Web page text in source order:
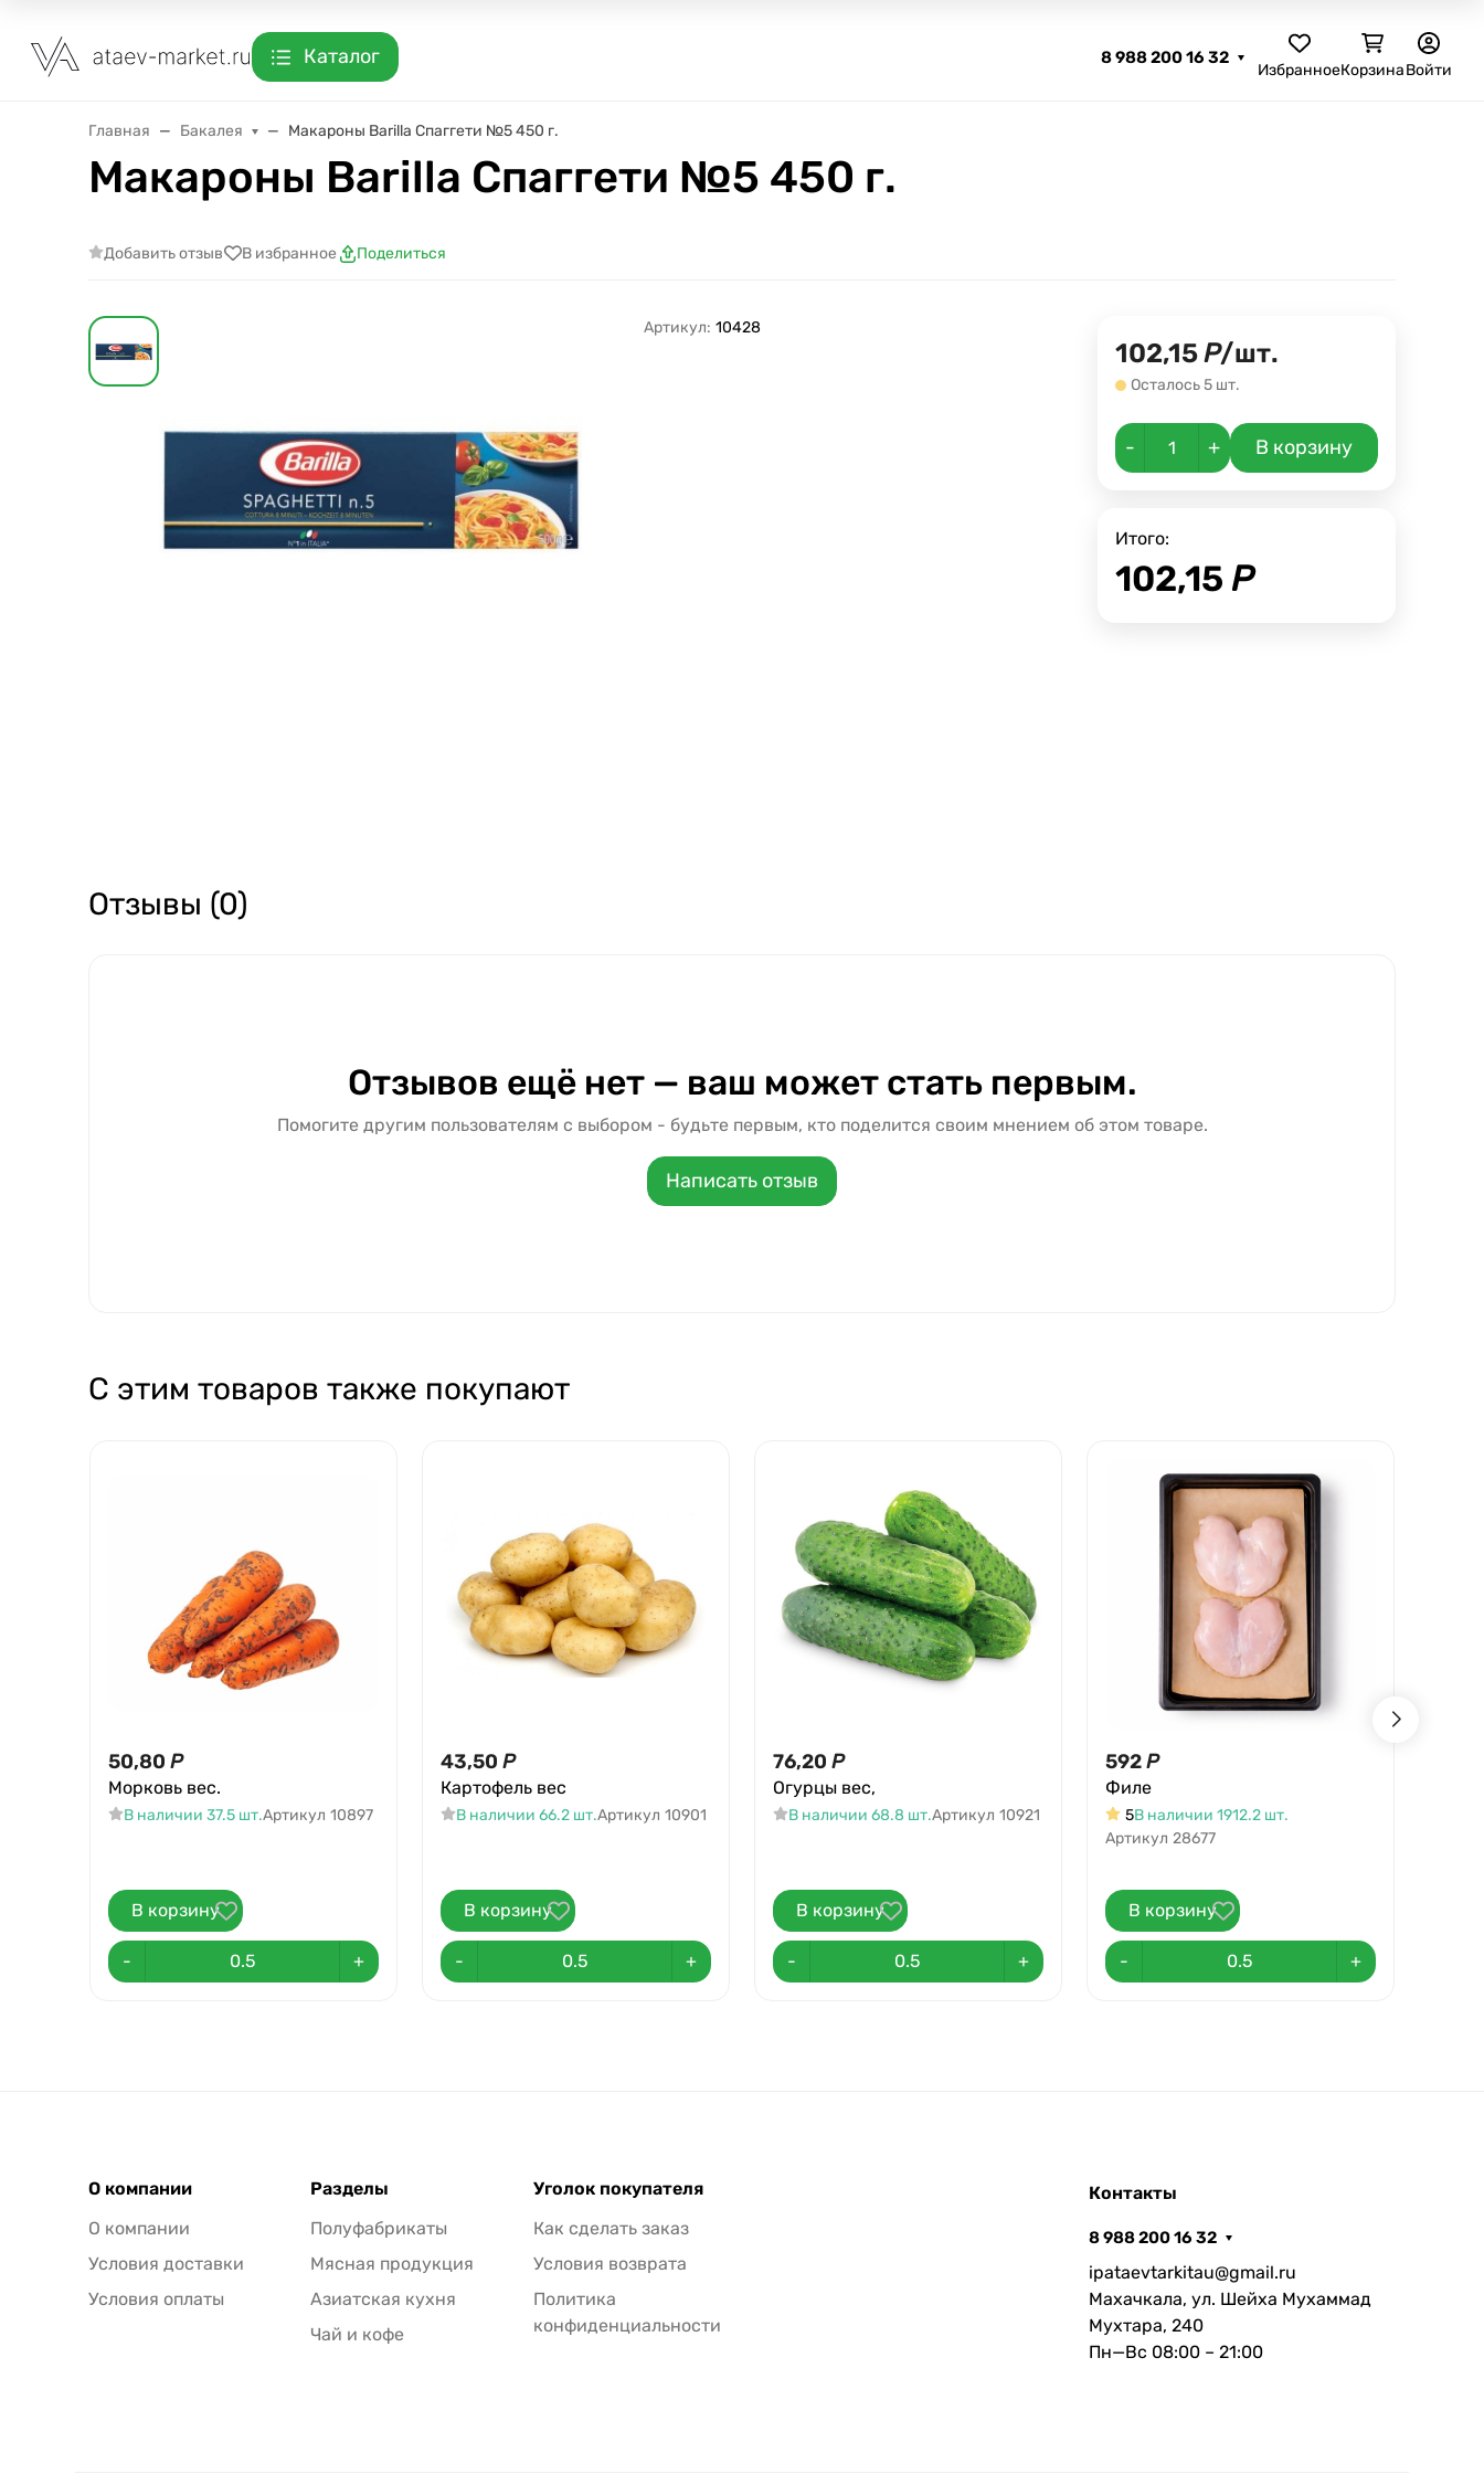
Каталог 8 988 200 16 32
ИзбранноеКорзинаВойти
Главная Бакалея Макароны Barilla Спаггети №5 450 г.
Макароны Barilla Спаггети №5 450 г.
Добавить отзыв В избранное Поделиться
Артикул: 10428
102,15Р/шт.
Осталось 5 шт.
- + В корзину
Итого:
102,15 Р
Отзывы (0)
Отзывов ещё нет — ваш может стать первым.
Помогите другим пользователям с выбором - будьте первым, кто поделится своим мнением об этом товаре.
Написать отзыв
С этим товаров также покупают
50,80 Р
Морковь вес.
В наличии 37.5 шт.Артикул 10897
В корзину
- +
43,50 Р
Картофель вес
В наличии 66.2 шт.Артикул 10901
В корзину
- +
76,20 Р
Огурцы вес,
В наличии 68.8 шт.Артикул 10921
В корзину
- +
592Р
Филе
5В наличии 1912.2 шт.
Артикул 28677
В корзину
- +
О компании
О компании
Условия доставки
Условия оплаты
Разделы
Полуфабрикаты
Мясная продукция
Азиатская кухня
Чай и кофе
Уголок покупателя
Как сделать заказ
Условия возврата
Политика
конфиденциальности
Контакты
8 988 200 16 32
ipataevtarkitau@gmail.ru
Махачкала, ул. Шейха Мухаммад
Мухтара, 240
Пн—Вс 08:00 – 21:00